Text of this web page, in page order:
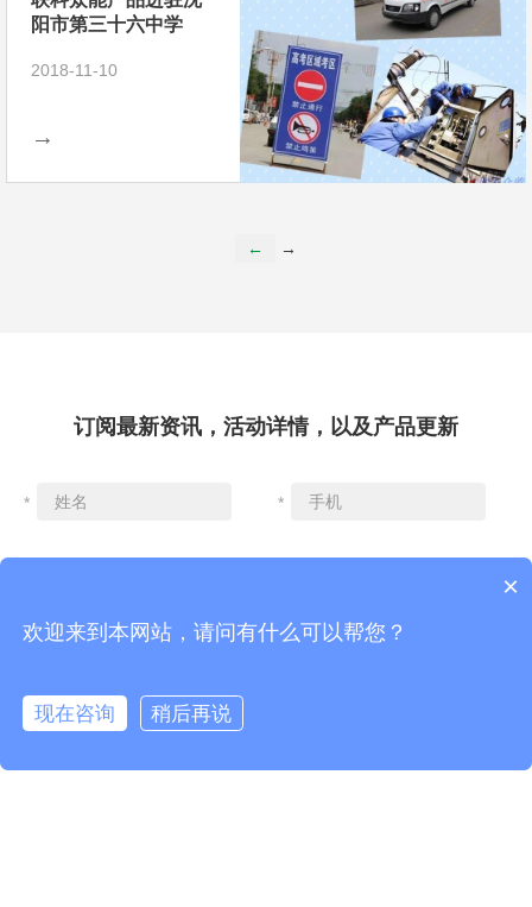
阳市第三十六中学
2018-11-10
→
← →
订阅最新资讯，活动详情，以及产品更新
* *
×
欢迎来到本网站，请问有什么可以帮您？
现在咨询 稍后再说